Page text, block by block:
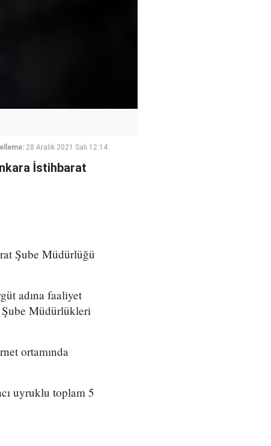
28 Aralık 2021 Salı 12:14
İstihbarat
Şube Müdürlüğü
adına faaliyet
Şube Müdürlükleri
ortamında
uyruklu toplam 5